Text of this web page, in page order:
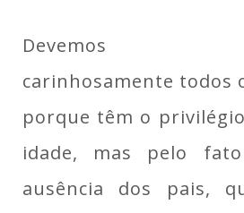
Devemos
carinhosamente todos
porque têm o
idade, mas pelo
ausência dos pais,